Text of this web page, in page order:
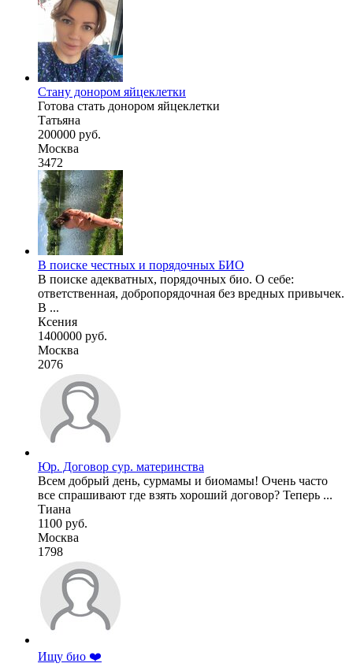
Стану донором яйцеклетки
Готова стать донором яйцеклетки
Татьяна
200000 руб.
Москва
3472
В поиске честных и порядочных БИО
В поиске адекватных, порядочных био. О себе:
ответственная, добропорядочная без вредных привычек.
В ...
Ксения
1400000 руб.
Москва
2076
Юр. Договор сур. материнства
Всем добрый день, сурмамы и биомамы! Очень часто
все спрашивают где взять хороший договор? Теперь ...
Тиана
1100 руб.
Москва
1798
Ищу био ❤️